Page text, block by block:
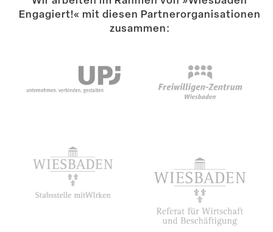
Wir arbeiten im Rahmen von »Wiesbaden
Engagiert!« mit diesen Partner­or­ga­ni­sa­tionen
zusammen: